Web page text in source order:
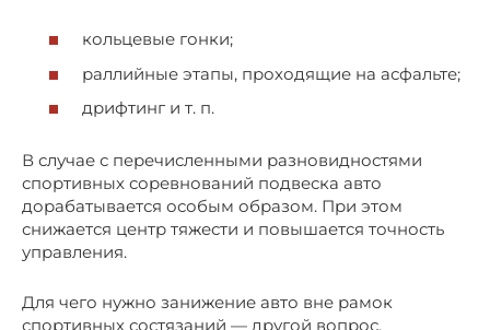
кольцевые гонки;
раллийные этапы, проходящие на асфальте;
дрифтинг и т. п.
В случае с перечисленными разновидностями
спортивных соревнований подвеска авто
дорабатывается особым образом. При этом
снижается центр тяжести и повышается точность
управления.
Для чего нужно занижение авто вне рамок
спортивных состязаний — другой вопрос.